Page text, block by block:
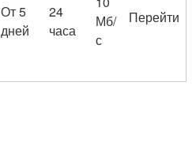
От 5
дней
24
часа
Мб/
с
Перейти